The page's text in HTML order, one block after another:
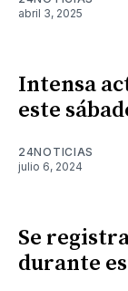
abril 3, 2025
Intensa
este
24NOTICIAS
julio 6, 2024
Se
durante